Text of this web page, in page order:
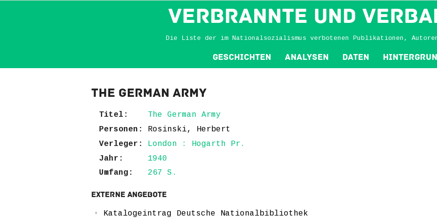
VERBRANNTE und
Die Liste der im Nationalsozialismus verbotenen Publikationen,
Geschichten Analysen Daten
The German Army
Titel:
The German Army
Personen:
Rosinski, Herbert
Verleger:
London : Hogarth Pr.
Jahr:
1940
Umfang:
267 S.
Externe Angebote
Katalogeintrag Deutsche Nationalbibliothek